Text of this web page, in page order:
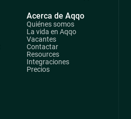
Acerca de Aqqo
Quiénes somos
La vida en Aqqo
Vacantes
Contactar
Resources
Integraciones
Precios